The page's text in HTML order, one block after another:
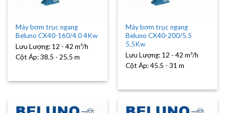
Máy bơm trục ngang
Beluno CX40-160/4.0 4Kw
Lưu Lượng: 12 - 42 m³/h
Cột Áp:38.5 - 25.5 m
Máy bơm trục ngang
Beluno CX40-200/5.5
5.5Kw
Lưu Lượng: 12 - 42 m³/h
Cột Áp:45.5 - 31 m